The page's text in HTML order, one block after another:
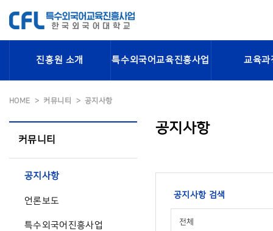
진흥원 소개 특수외국어교육진흥사업 교육과
HOME 커뮤니티 공지사항
커뮤니티
공지사항
언론보도
특수외국어진흥사업
공지사항
공지사항 검색
전체